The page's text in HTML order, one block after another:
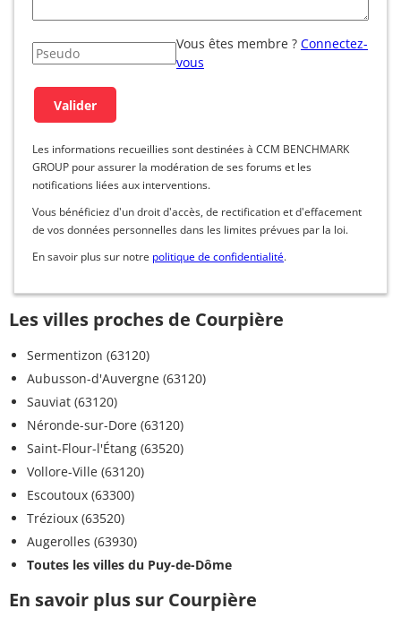
Vous êtes membre ? Connectez-
vous
Les informations recueillies sont destinées à CCM BENCHMARK
GROUP pour assurer la modération de ses forums et les
notifications liées aux interventions.
Vous bénéficiez d'un droit d'accès, de rectification et d'effacement
de vos données personnelles dans les limites prévues par la loi.
En savoir plus sur notre politique de confidentialité.
Les villes proches de Courpière
Sermentizon (63120)
Aubusson-d'Auvergne (63120)
Sauviat (63120)
Néronde-sur-Dore (63120)
Saint-Flour-l'Étang (63520)
Vollore-Ville (63120)
Escoutoux (63300)
Trézioux (63520)
Augerolles (63930)
Toutes les villes du Puy-de-Dôme
En savoir plus sur Courpière